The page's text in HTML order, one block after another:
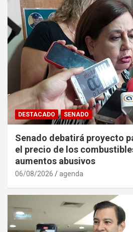
DESTACADO SENADO
Senado debatirá proyecto
el precio de los
aumentos abusivos
06/08/2026 agenda